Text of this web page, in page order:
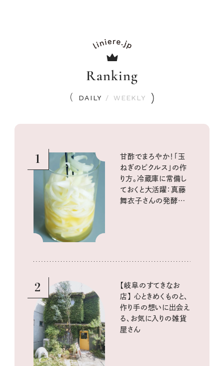
Ranking
DAILY / WEEKLY
1
甘酢でまろやか！「玉
ねぎのピクルス」の作
り方。冷蔵庫に常備し
ておくと大活躍：真藤
舞衣子さんの発酵と
2
【岐阜のすてきなお
店】 心ときめくものと、
作り手の想いに出会え
る、お気に入りの雑貨
屋さん